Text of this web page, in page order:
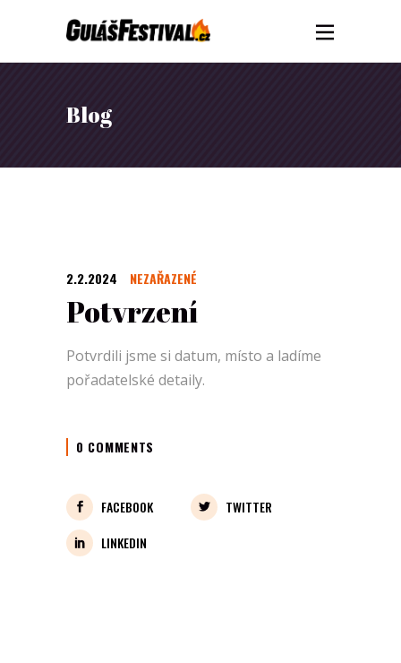
Blog
2.2.2024 NEZAŘAZENÉ
Potvrzení
Potvrdili jsme si datum, místo a ladíme
pořadatelské detaily.
0 COMMENTS
FACEBOOK
TWITTER
LINKEDIN